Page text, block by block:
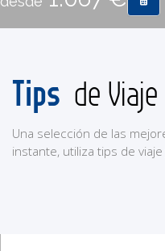
Tips de Viaje
Una selección de las
instante, utiliza tips de